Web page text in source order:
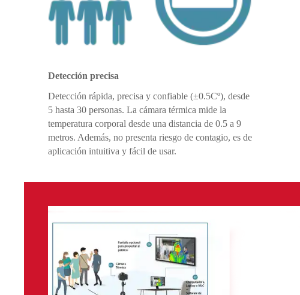
Detección precisa
Detección rápida, precisa y confiable (±0.5Cº), desde
5 hasta 30 personas. La cámara térmica mide la
temperatura corporal desde una distancia de 0.5 a 9
metros. Además, no presenta riesgo de contagio, es de
aplicación intuitiva y fácil de usar.